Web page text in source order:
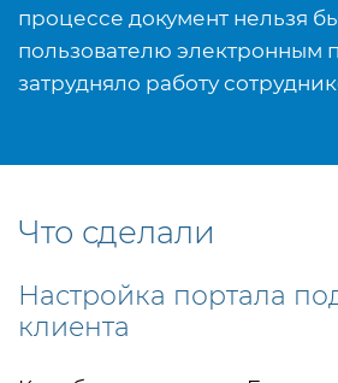
процессе документ нельзя
пользователю электронным
затрудняло работу
Что сделали
Настройка портала
клиента